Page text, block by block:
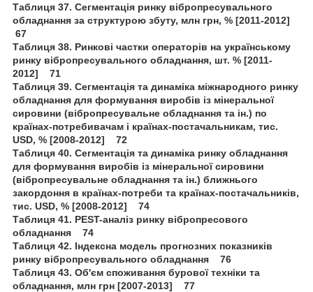
Таблиця 37. Сегментація ринку вібропресувального
обладнання за структурою збуту, млн грн, % [2011-2012]
67
Таблиця 38. Ринкові частки операторів на українському
ринку вібропресувального обладнання, шт. % [2011-
2012] 71
Таблиця 39. Сегментація та динаміка міжнародного ринку
обладнання для формування виробів із мінеральної
сировини (вібропресувальне обладнання та ін.) по
країнах-потребивачам і країнах-постачальникам, тис.
USD, % [2008-2012] 72
Таблиця 40. Сегментація та динаміка ринку обладнання
для формування виробів із мінеральної сировини
(вібропресувальне обладнання та ін.) ближнього
закордоння в країнах-потреби та країнах-постачальників,
тис. USD, % [2008-2012] 74
Таблиця 41. PEST-аналіз ринку вібропресового
обладнання 74
Таблиця 42. Індексна модель прогнозних показників
ринку вібропресувального обладнання 76
Таблиця 43. Об'єм споживання бурової техніки та
обладнання, млн грн [2007-2013] 77